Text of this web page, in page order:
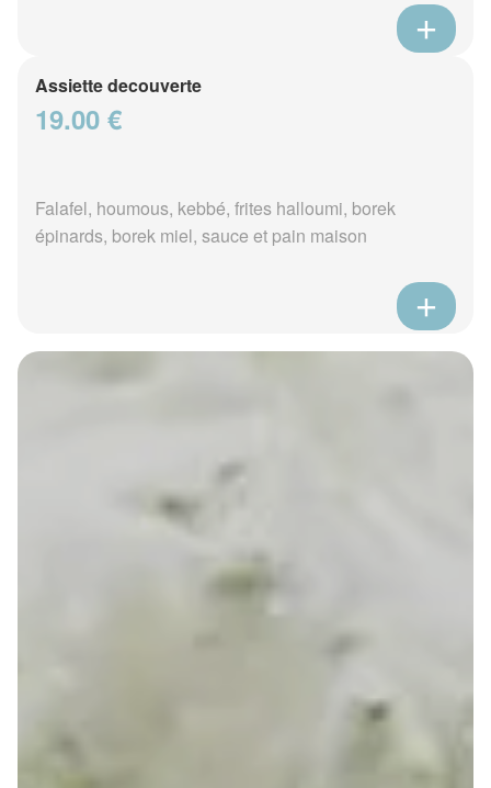
Assiette decouverte
19.00 €
Falafel, houmous, kebbé, frites halloumi, borek
épinards, borek miel, sauce et pain maison